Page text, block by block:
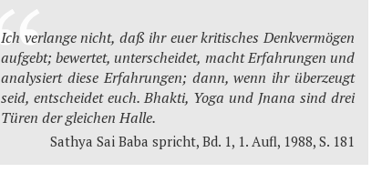
Ich verlange nicht, daß ihr euer kritisches Denkvermögen
aufgebt; bewertet, unterscheidet, macht Erfahrungen und
analysiert diese Erfahrungen; dann, wenn ihr überzeugt
seid, entscheidet euch. Bhakti, Yoga und Jnana sind drei
Türen der gleichen Halle.
Sathya Sai Baba spricht, Bd. 1, 1. Aufl, 1988, S. 181